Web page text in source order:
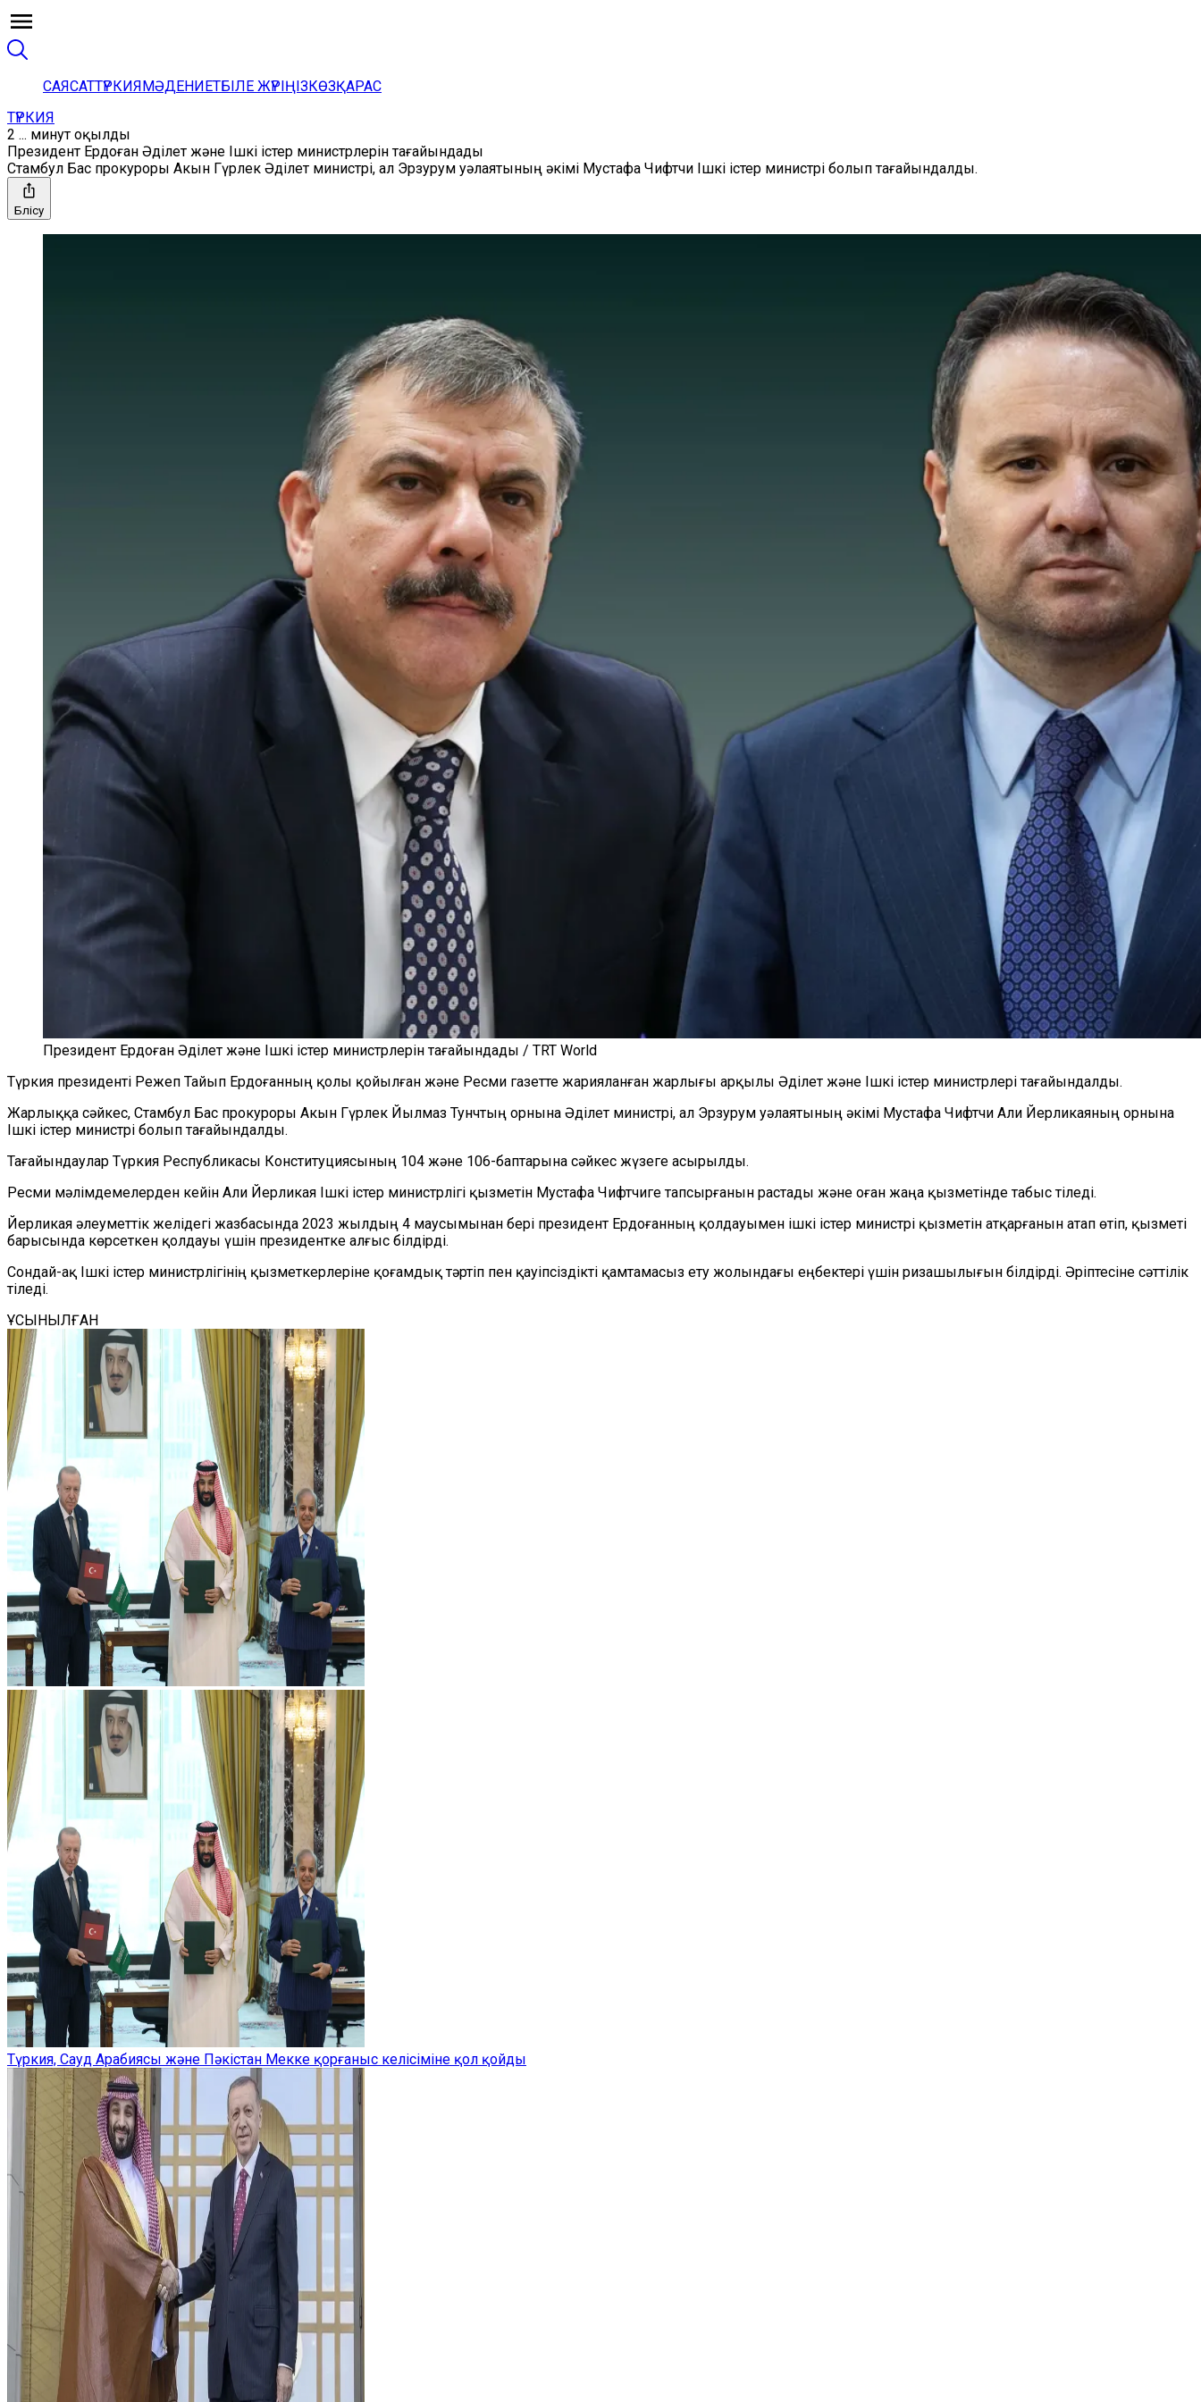
САЯСАТТҮРКИЯМӘДЕНИЕТБІЛЕ ЖҮРІҢІЗКӨЗҚАРАС
ТҮРКИЯ
2 ... минут оқылды
Президент Ердоған Әділет және Ішкі істер министрлерін тағайындады
Стамбул Бас прокуроры Акын Гүрлек Әділет министрі, ал Эрзурум уәлаятының әкімі Мустафа Чифтчи Ішкі істер министрі болып тағайындалды.
Бөлісу
Президент Ердоған Әділет және Ішкі істер министрлерін тағайындады / TRT World
Түркия президенті Режеп Тайып Ердоғанның қолы қойылған және Ресми газетте жарияланған жарлығы арқылы Әділет және Ішкі істер министрлері тағайындалды.
Жарлыққа сәйкес, Стамбул Бас прокуроры Акын Гүрлек Йылмаз Тунчтың орнына Әділет министрі, ал Эрзурум уәлаятының әкімі Мустафа Чифтчи Али Йерликаяның орнына
Ішкі істер министрі болып тағайындалды.
Тағайындаулар Түркия Республикасы Конституциясының 104 және 106-баптарына сәйкес жүзеге асырылды.
Ресми мәлімдемелерден кейін Али Йерликая Ішкі істер министрлігі қызметін Мустафа Чифтчиге тапсырғанын растады және оған жаңа қызметінде табыс тіледі.
Йерликая әлеуметтік желідегі жазбасында 2023 жылдың 4 маусымынан бері президент Ердоғанның қолдауымен ішкі істер министрі қызметін атқарғанын атап өтіп, қызметі
барысында көрсеткен қолдауы үшін президентке алғыс білдірді.
Сондай-ақ Ішкі істер министрлігінің қызметкерлеріне қоғамдық тәртіп пен қауіпсіздікті қамтамасыз ету жолындағы еңбектері үшін ризашылығын білдірді. Әріптесіне сәттілік
тіледі.
ҰСЫНЫЛҒАН
Түркия, Сауд Арабиясы және Пәкістан Мекке қорғаныс келісіміне қол қойды